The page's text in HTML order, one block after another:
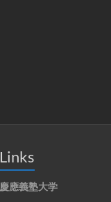
Links
慶應義塾大学